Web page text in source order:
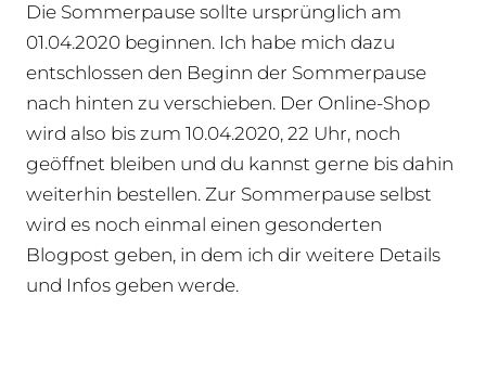
Die Sommerpause sollte ursprünglich am
01.04.2020 beginnen. Ich habe mich dazu
entschlossen den Beginn der Sommerpause
nach hinten zu verschieben. Der Online-Shop
wird also bis zum 10.04.2020, 22 Uhr, noch
geöffnet bleiben und du kannst gerne bis dahin
weiterhin bestellen. Zur Sommerpause selbst
wird es noch einmal einen gesonderten
Blogpost geben, in dem ich dir weitere Details
und Infos geben werde.